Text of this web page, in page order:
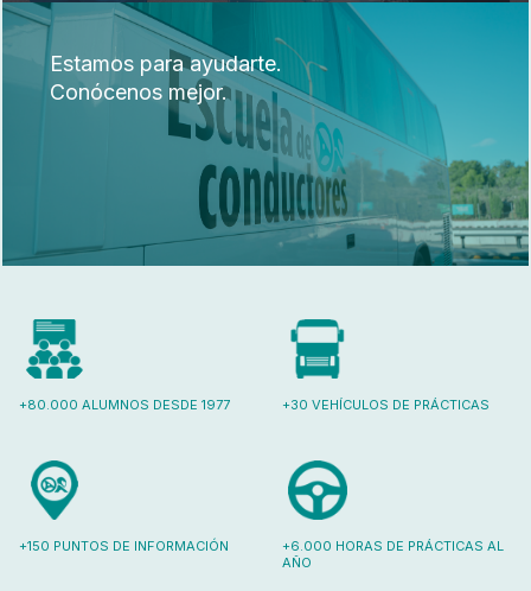
Estamos para ayudarte.
Conócenos mejor.
+80.000 ALUMNOS DESDE 1977 +30 VEHÍCULOS DE PRÁCTICAS
+150 PUNTOS DE INFORMACIÓN
+6.000 HORAS DE PRÁCTICAS AL
AÑO